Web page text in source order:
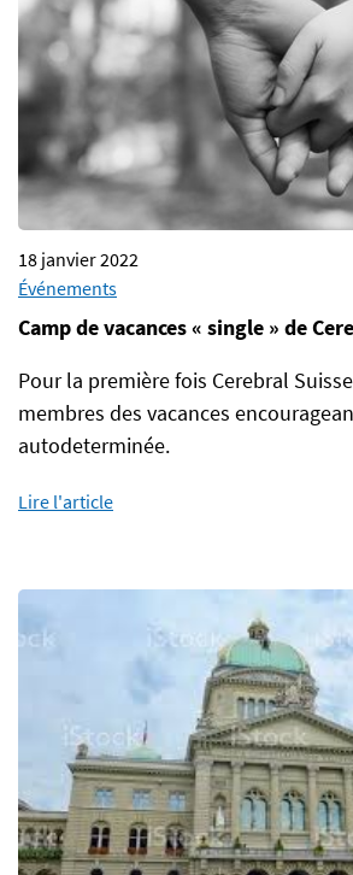
18 janvier 2022
Événements
Camp de vacances « single » de
Pour la première fois Cerebral
membres des vacances
autodeterminée.
Lire l'article